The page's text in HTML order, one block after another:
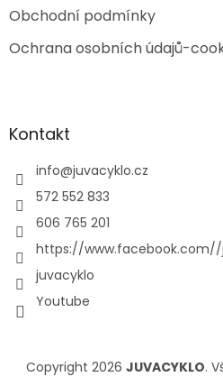
Obchodní podmínky
Ochrana osobních údajů-
Kontakt
info@juvacyklo.cz
572 552 833
606 765 201
https://www.facebook.com//
juvacyklo
Youtube
Copyright 2026 JUVACYKLO.